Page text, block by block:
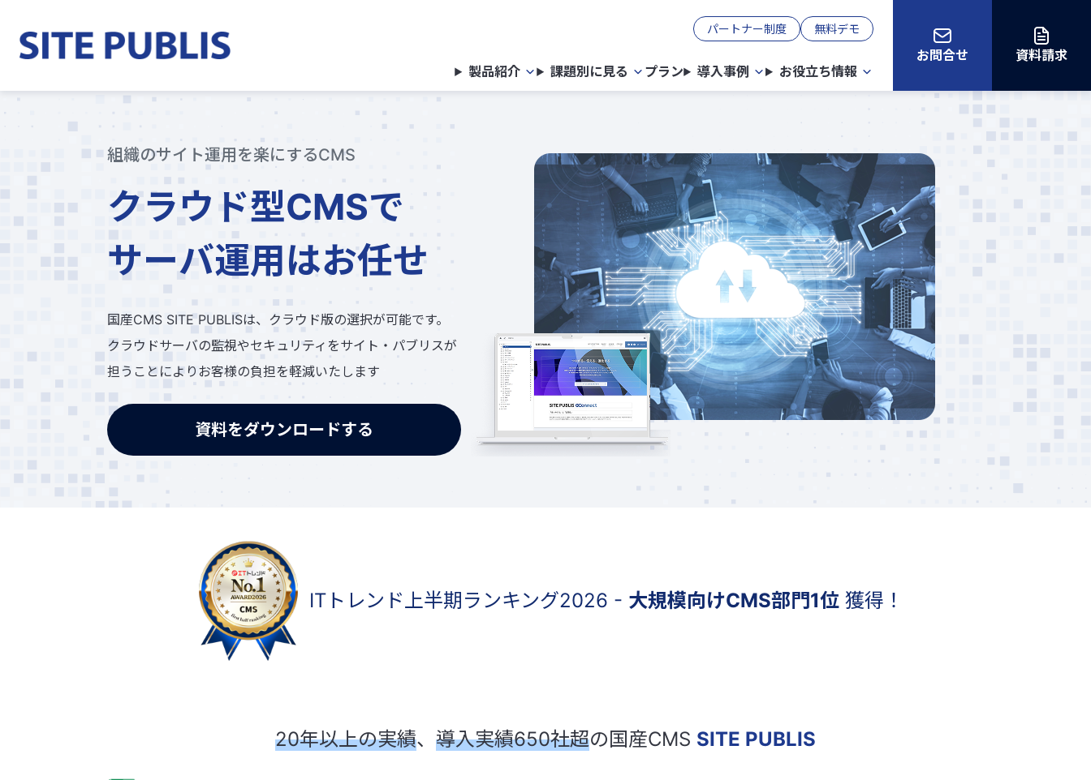
パートナー制度 無料デモ
製品紹介 課題別に見る プラン 導入事例 お役立ち情報
お問合せ 資料請求
組織のサイト運用を楽にするCMS
クラウド型CMSで
サーバ運用はお任せ
国産CMS SITE PUBLISは、クラウド版の選択が可能です。
クラウドサーバの監視やセキュリティをサイト・パブリスが
担うことによりお客様の負担を軽減いたします
資料をダウンロードする
ITトレンド上半期ランキング2026 - 大規模向けCMS部門1位 獲得！
20年以上の実績、 導入実績650社超の 国産CMS SITE PUBLIS